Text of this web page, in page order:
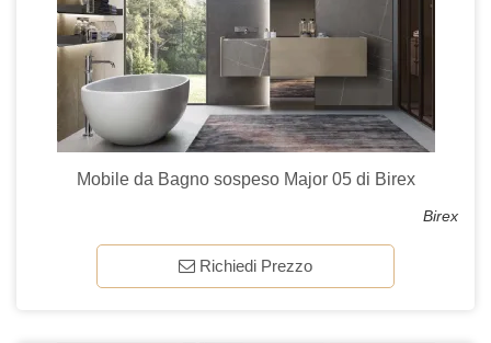
Mobile da Bagno sospeso Major 05 di Birex
Birex
Richiedi Prezzo